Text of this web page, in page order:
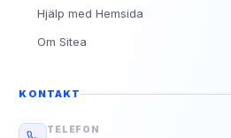
Hjälp med Hemsida
Om Sitea
KONTAKT
TELEFON